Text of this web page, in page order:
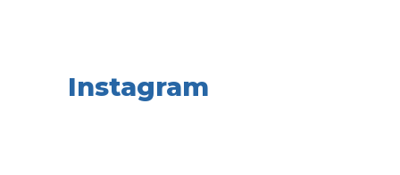
Instagram